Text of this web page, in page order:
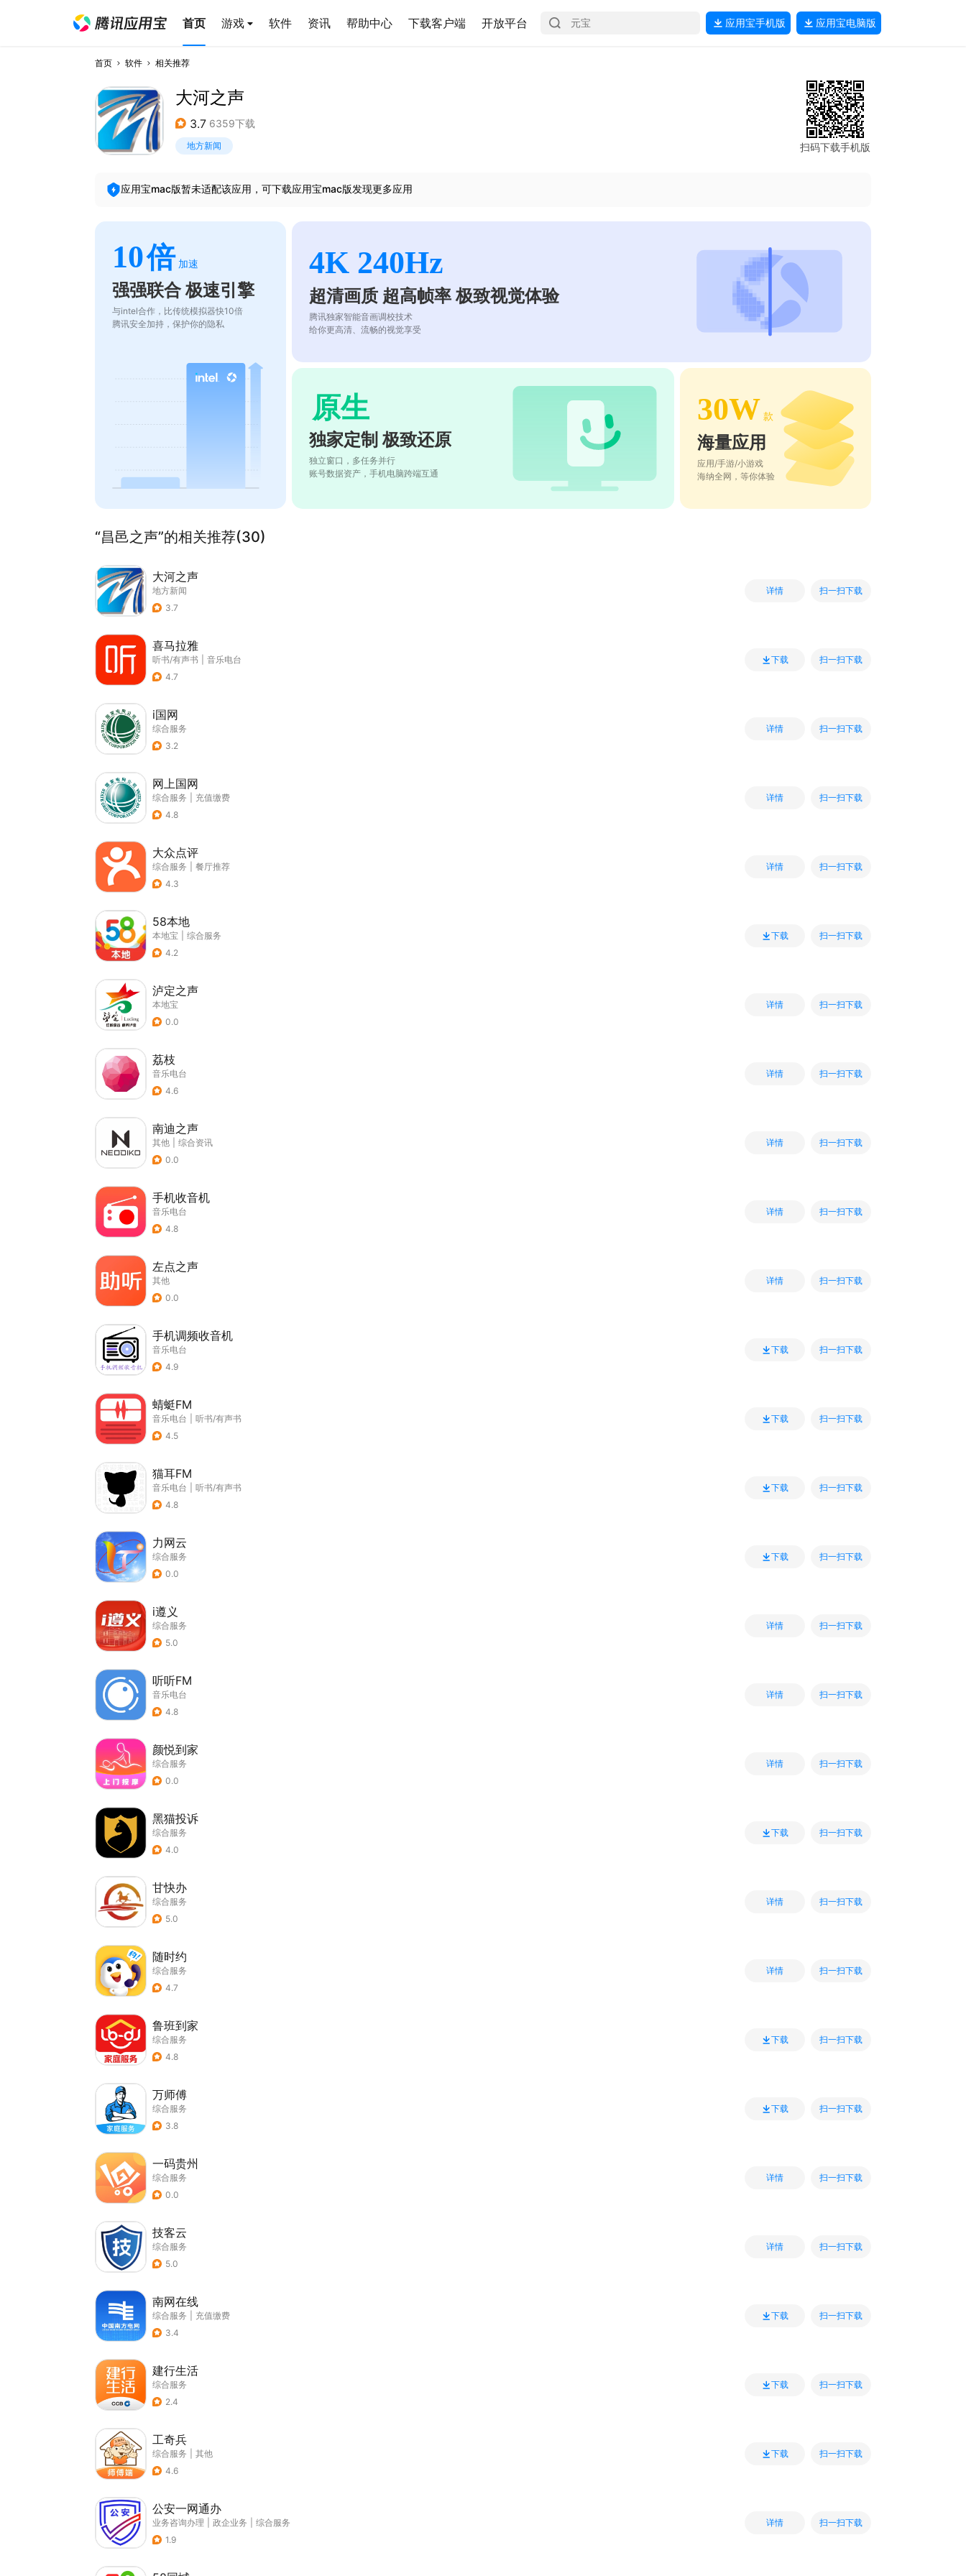
首页 游戏 软件 资讯 帮助中心 下载客户端 开放平台 应用宝手机版 应用宝电脑版
首页 软件 相关推荐
大河之声
3.7 6359下载
地方新闻 扫码下载手机版
应用宝mac版暂未适配该应用，可下载应用宝mac版发现更多应用
10倍 加速
强强联合 极速引擎
与intel合作，比传统模拟器快10倍
腾讯安全加持，保护你的隐私
4K 240Hz
超清画质 超高帧率 极致视觉体验
腾讯独家智能音画调校技术
给你更高清、流畅的视觉享受
原生
独家定制 极致还原
独立窗口，多任务并行
账号数据资产，手机电脑跨端互通
30W 款
海量应用
应用/手游/小游戏
海纳全网，等你体验
“昌邑之声”的相关推荐(30)
大河之声
地方新闻
3.7
详情 扫一扫下载
喜马拉雅
听书/有声书
音乐电台
4.7
下载 扫一扫下载
i国网
综合服务
3.2
详情 扫一扫下载
网上国网
综合服务
充值缴费
4.8
详情 扫一扫下载
大众点评
综合服务
餐厅推荐
4.3
详情 扫一扫下载
58本地
本地宝
综合服务
4.2
下载 扫一扫下载
泸定之声
本地宝
0.0
详情 扫一扫下载
荔枝
音乐电台
4.6
详情 扫一扫下载
南迪之声
其他
综合资讯
0.0
详情 扫一扫下载
手机收音机
音乐电台
4.8
详情 扫一扫下载
左点之声
其他
0.0
详情 扫一扫下载
手机调频收音机
音乐电台
4.9
下载 扫一扫下载
蜻蜓FM
音乐电台
听书/有声书
4.5
下载 扫一扫下载
猫耳FM
音乐电台
听书/有声书
4.8
下载 扫一扫下载
力网云
综合服务
0.0
下载 扫一扫下载
i遵义
综合服务
5.0
详情 扫一扫下载
听听FM
音乐电台
4.8
详情 扫一扫下载
颜悦到家
综合服务
0.0
详情 扫一扫下载
黑猫投诉
综合服务
4.0
下载 扫一扫下载
甘快办
综合服务
5.0
详情 扫一扫下载
随时约
综合服务
4.7
详情 扫一扫下载
鲁班到家
综合服务
4.8
下载 扫一扫下载
万师傅
综合服务
3.8
下载 扫一扫下载
一码贵州
综合服务
0.0
详情 扫一扫下载
技客云
综合服务
5.0
详情 扫一扫下载
南网在线
综合服务
充值缴费
3.4
下载 扫一扫下载
建行生活
综合服务
2.4
下载 扫一扫下载
工奇兵
综合服务
其他
4.6
下载 扫一扫下载
公安一网通办
业务咨询办理 政企业务
综合服务
1.9
详情 扫一扫下载